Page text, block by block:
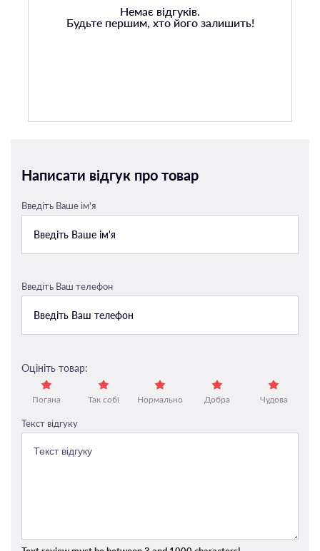
Немає відгуків.
Будьте першим, хто його залишить!
Написати відгук про товар
Введіть Ваше ім'я
Введіть Ваш телефон
Оцініть товар:
Погана Так собі Нормально Добра Чудова
Текст відгуку